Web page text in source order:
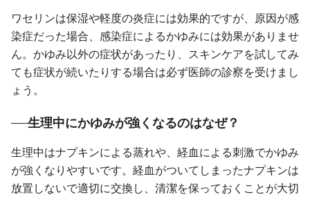
ワセリンは保湿や軽度の炎症には効果的ですが、原因が感
染症だった場合、感染症によるかゆみには効果がありませ
ん。かゆみ以外の症状があったり、スキンケアを試してみ
ても症状が続いたりする場合は必ず医師の診察を受けまし
ょう。
生理中にかゆみが強くなるのはなぜ？
生理中はナプキンによる蒸れや、経血による刺激でかゆみ
が強くなりやすいです。経血がついてしまったナプキンは
放置しないで適切に交換し、清潔を保っておくことが大切